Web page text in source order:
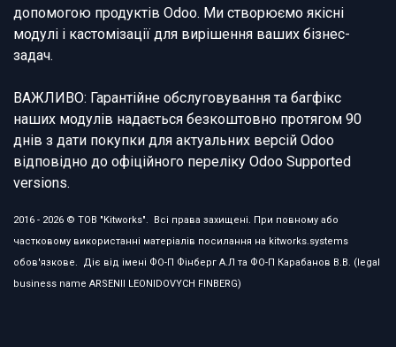
допомогою продуктів Odoo. Ми створюємо якісні
модулі і кастомізації для вирішення ваших бізнес-
задач.
ВАЖЛИВО: Гарантійне обслуговування та багфікс
наших модулів надається безкоштовно протягом 90
днів з дати покупки для актуальних версій Odoo
відповідно до офіційного переліку Odoo Supported
versions.
2016 - 2026 © ТОВ "Kitworks". Всі права захищені. При повному або
частковому використанні матеріалів посилання на kitworks.systems
обов'язкове. Діє від імені ФО-П Фінберг А.Л та ФО-П Карабанов В.В. (legal
business name ARSENII LEONIDOVYCH FINBERG)